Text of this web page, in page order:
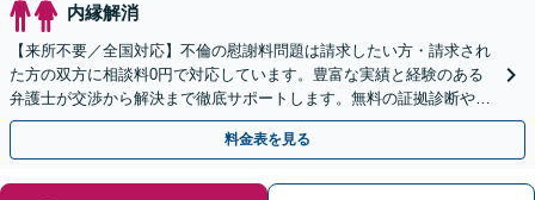
内縁解消
【来所不要／全国対応】不倫の慰謝料問題は請求したい方・請求され
た方の双方に相談料0円で対応しています。豊富な実績と経験のある
弁護士が交渉から解決まで徹底サポートします。無料の証拠診断や着
手金の返還保証もありますので安心してご相談ください。
料金表を見る